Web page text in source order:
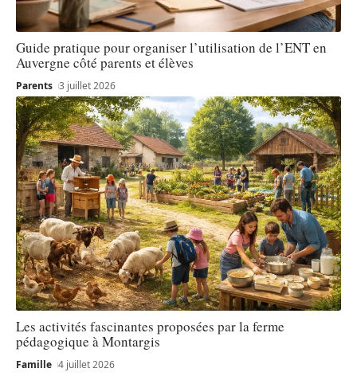
Guide pratique pour organiser l’utilisation de l’ENT en
Auvergne côté parents et élèves
Parents 3 juillet 2026
Les activités fascinantes proposées par la ferme
pédagogique à Montargis
Famille 4 juillet 2026